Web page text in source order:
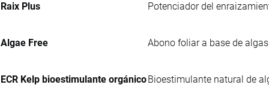
Raix Plus Potenciador del
Algae Free Abono foliar a base de
ECR Kelp bioestimulante orgánicoBioestimulante natural de